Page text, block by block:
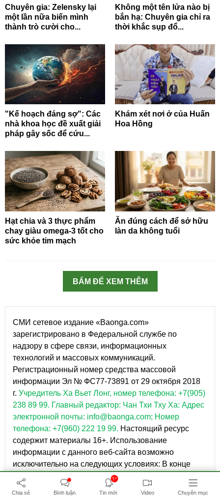
Chuyên gia: Zelensky lại
một lần nữa biến mình
thành trò cười cho...
Không một tên lửa nào bị
bắn hạ: Chuyên gia chỉ ra
thời khắc sụp đổ...
"Kế hoạch đáng sợ": Các
nhà khoa học đề xuất giải
pháp gây sốc để cứu...
Khám xét nơi ở của Huấn
Hoa Hồng
Hạt chia và 3 thực phẩm
chay giàu omega-3 tốt cho
sức khỏe tim mạch
Ăn đúng cách để sở hữu
làn da không tuổi
BẤM ĐỂ XEM THÊM
СМИ сетевое издание «Baonga.com»
зарегистрировано в Федеральной службе по
надзору в сфере связи, информационных
технологий и массовых коммуникаций.
Регистрационный номер средства массовой
информации Эл № ФС77-73891 от 29 октября 2018
г. Учредитель Ха Вьет Лонг, номер телефона: +7(905)
238 89 99. Главный редактор: Чан Тхи Тху Ха: Адрес
электронной почты: info@baonga.com; Номер
телефона: +7(960) 222 19 99. Настоящий ресурс
содержит материалы 16+. Использование
информации с данного веб-сайта возможно
исключительно на следующих условиях: В конце
текста необходимо указывать ссылку на сайт
https://baonga.com. Текст должен копироваться в
Chia sẻ Bình luận
7+
Tin mới Video Chuyên mục